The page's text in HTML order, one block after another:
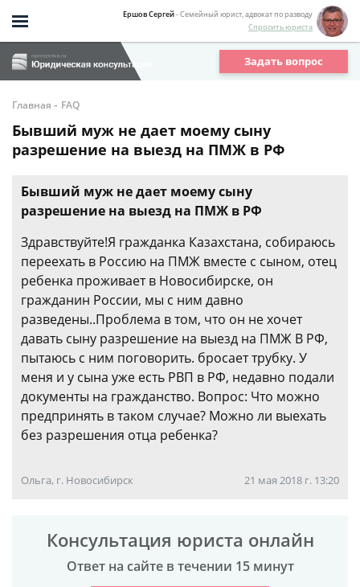
Ершов Сергей- Семейный юрист, адвокат по разводу
Спросить юриста
Задать вопрос
Главная - FAQ
Бывший муж не дает моему сыну
разрешение на выезд на ПМЖ в РФ
Бывший муж не дает моему сыну
разрешение на выезд на ПМЖ в РФ
Здравствуйте!Я гражданка Казахстана, собираюсь
переехать в Россию на ПМЖ вместе с сыном, отец
ребенка проживает в Новосибирске, он
гражданин России, мы с ним давно
разведены..Проблема в том, что он не хочет
давать сыну разрешение на выезд на ПМЖ В РФ,
пытаюсь с ним поговорить. бросает трубку. У
меня и у сына уже есть РВП в РФ, недавно подали
документы на гражданство. Вопрос: Что можно
предпринять в таком случае? Можно ли выехать
без разрешения отца ребенка?
Ольга, г. Новосибирск 21 мая 2018 г. 13:20
Консультация юриста онлайн
Ответ на сайте в течении 15 минут